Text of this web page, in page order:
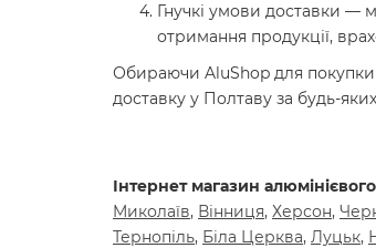
Гнучкі умови доставки —
отримання продукції,
Обираючи AluShop для покупки
доставку у Полтаву за будь-
Інтернет магазин
Mиколаїв, Вiнниця, Херсон,
Тернопiль, Бiла Церква, Луцьк,